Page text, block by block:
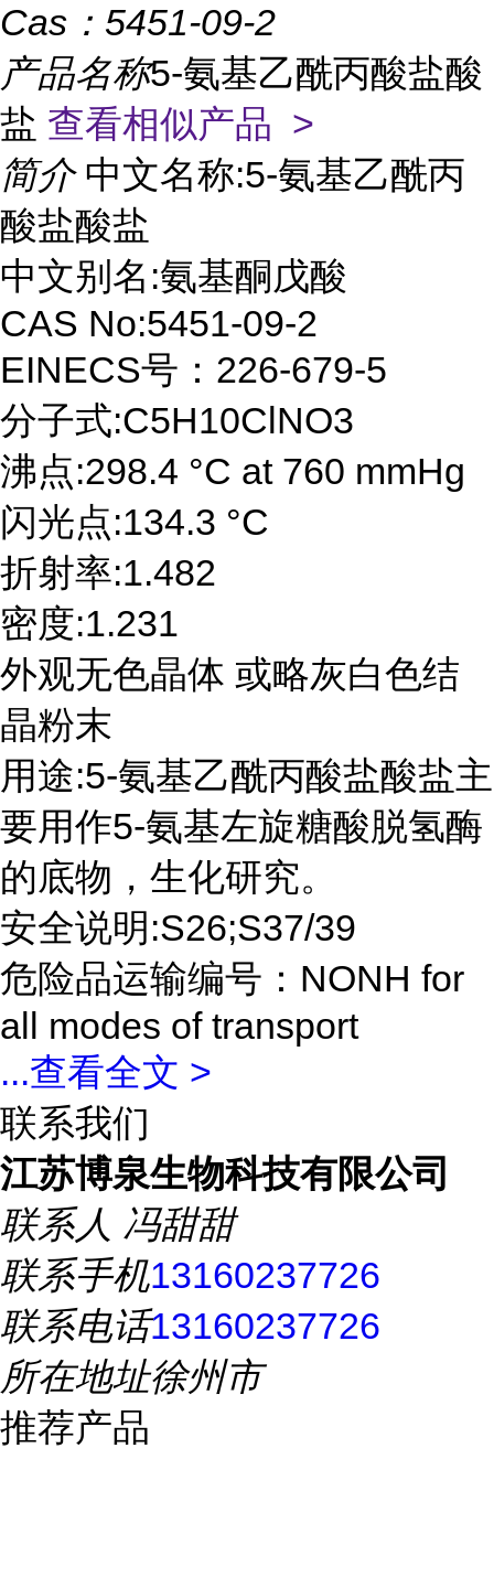
Cas： 5451-09-2
产品名称5-氨基乙酰丙酸盐酸
盐 查看相似产品 >
简介 中文名称:5-氨基乙酰丙
酸盐酸盐
中文别名:氨基酮戊酸
CAS No:5451-09-2
EINECS号：226-679-5
分子式:C5H10ClNO3
沸点:298.4 °C at 760 mmHg
闪光点:134.3 °C
折射率:1.482
密度:1.231
外观无色晶体 或略灰白色结
晶粉末
用途:5-氨基乙酰丙酸盐酸盐主
要用作5-氨基左旋糖酸脱氢酶
的底物，生化研究。
安全说明:S26;S37/39
危险品运输编号：NONH for
all modes of transport
...查看全文 >
联系我们
江苏博泉生物科技有限公司
联系人 冯甜甜
联系手机13160237726
联系电话13160237726
所在地址徐州市
推荐产品